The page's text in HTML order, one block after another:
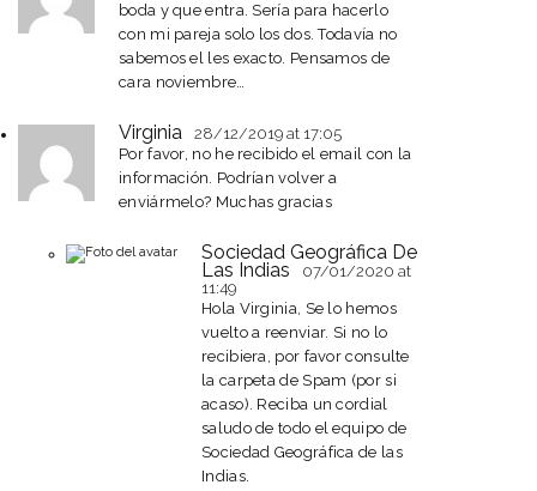
boda y que entra. Sería para hacerlo
con mi pareja solo los dos. Todavía no
sabemos el les exacto. Pensamos de
cara noviembre…
Virginia 28/12/2019 at 17:05
Por favor, no he recibido el email con la
información. Podrían volver a
enviármelo? Muchas gracias
Sociedad Geográfica De
Las Indias 07/01/2020 at
11:49
Hola Virginia, Se lo hemos
vuelto a reenviar. Si no lo
recibiera, por favor consulte
la carpeta de Spam (por si
acaso). Reciba un cordial
saludo de todo el equipo de
Sociedad Geográfica de las
Indias.